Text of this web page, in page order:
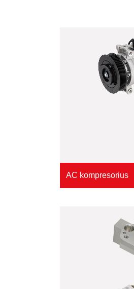
AC kompresorius